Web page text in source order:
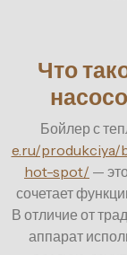
Что
Бойлер с
e.ru/
hot-spot/ —
сочетает
В отличие от
аппарат